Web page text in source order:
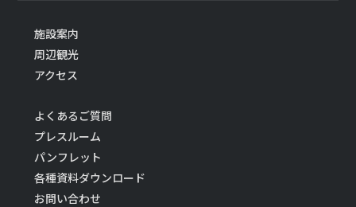
施設案内
周辺観光
アクセス
よくあるご質問
プレスルーム
パンフレット
各種資料ダウンロード
お問い合わせ